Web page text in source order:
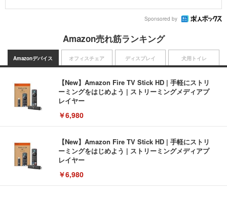
Sponsored by
Amazon売れ筋ランキング
Amazonデバイス
【New】Amazon Fire TV Stick HD | 手軽にストリ
ーミングをはじめよう | ストリーミングメディアプ
レイヤー
￥6,980
【New】Amazon Fire TV Stick HD | 手軽にストリ
ーミングをはじめよう | ストリーミングメディアプ
レイヤー
￥6,980
オフィスチェア ディスプレイ 犬用トイレ